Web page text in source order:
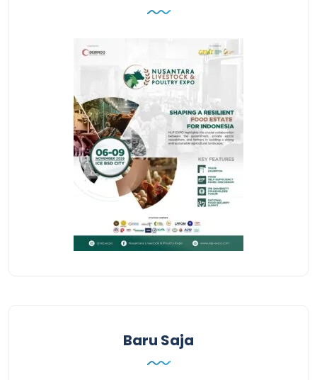
Baru Saja